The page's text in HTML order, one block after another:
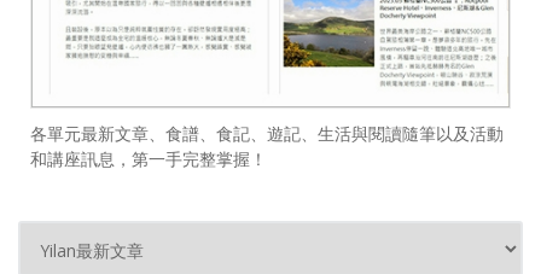
各單元最新文章、食譜、食記、遊記、生活與閱讀隨筆以及活動
和講座訊息，第一手完整掌握！